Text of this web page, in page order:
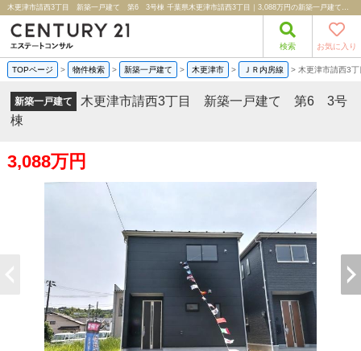
木更津市請西3丁目 新築一戸建て 第6 3号棟 千葉県木更津市請西3丁目｜3,088万円の新築一戸建て｜分譲住宅や新築物件｜株式会社エステートコンサル
検索 お気に入り
TOPページ > 物件検索 > 新築一戸建て > 木更津市 > ＪＲ内房線 > 木更津市請西3
新築一戸建て
木更津市請西3丁目 新築一戸建て 第6 3号
棟
3,088万円